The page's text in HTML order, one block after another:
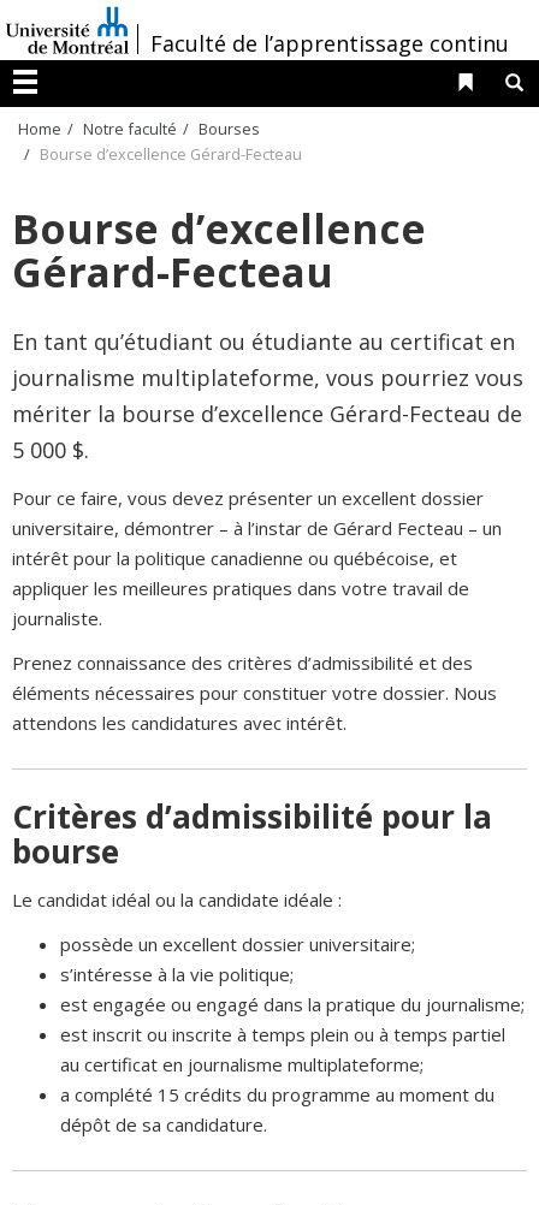
au
contenu
/Faculté de l’apprentissage continu
Menu
Liens
Home Notre faculté
Bourses
Bourse d’excellence Gérard-Fecteau
Bourse d’excellence
Gérard-Fecteau
En tant qu’étudiant ou étudiante au certificat en
journalisme multiplateforme, vous pourriez vous
mériter la bourse d’excellence Gérard-Fecteau de
5 000 $.
Pour ce faire, vous devez présenter un excellent dossier
universitaire, démontrer – à l’instar de Gérard Fecteau – un
intérêt pour la politique canadienne ou québécoise, et
appliquer les meilleures pratiques dans votre travail de
journaliste.
Prenez connaissance des critères d’admissibilité et des
éléments nécessaires pour constituer votre dossier. Nous
attendons les candidatures avec intérêt.
Critères d’admissibilité pour la
bourse
Le candidat idéal ou la candidate idéale :
possède un excellent dossier universitaire;
s’intéresse à la vie politique;
est engagée ou engagé dans la pratique du journalisme;
est inscrit ou inscrite à temps plein ou à temps partiel
au certificat en journalisme multiplateforme;
a complété 15 crédits du programme au moment du
dépôt de sa candidature.